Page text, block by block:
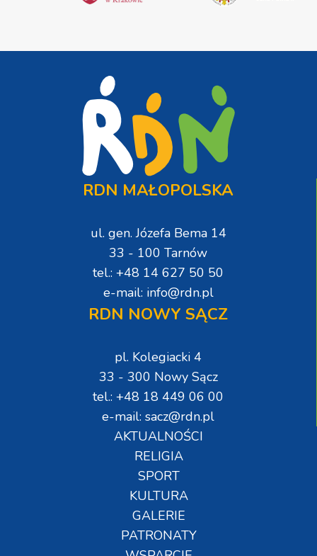
RDN MAŁOPOLSKA
ul. gen. Józefa Bema 14
33 - 100 Tarnów
tel.: +48 14 627 50 50
e-mail: info@rdn.pl
RDN NOWY SĄCZ
pl. Kolegiacki 4
33 - 300 Nowy Sącz
tel.: +48 18 449 06 00
e-mail: sacz@rdn.pl
AKTUALNOŚCI
RELIGIA
SPORT
KULTURA
GALERIE
PATRONATY